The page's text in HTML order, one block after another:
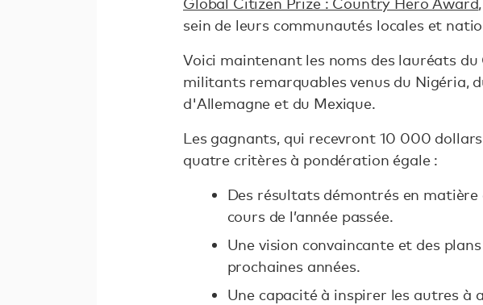
sein de leurs communautés locales et
Voici maintenant les noms des lauréats
militants remarquables venus du Nigéria,
d'Allemagne et du Mexique.
Les gagnants, qui recevront 10 000
quatre critères à pondération égale :
Des résultats démontrés en
cours de l’année passée.
Une vision convaincante et des
prochaines années.
Une capacité à inspirer les autres